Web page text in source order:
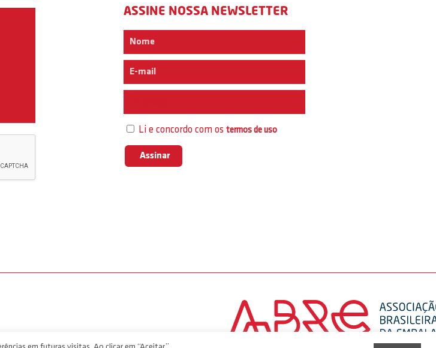
ASSINE NOSSA NEWSLETTER
Li e concordo com ostermos de uso